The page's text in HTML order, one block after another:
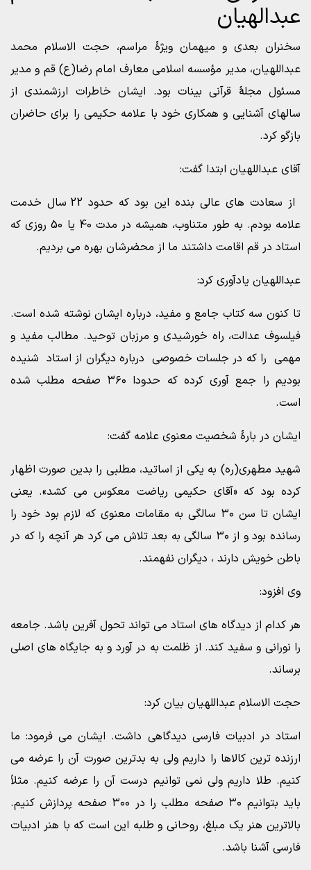
عبدالهیان
سخنران بعدی و میهمان ویژۀ مراسم، حجت الاسلام محمد
عبداللهیان، مدیر مؤسسه اسلامی معارف امام رضا(ع) قم و مدیر
مسئول مجلۀ قرآنی بینات بود. ایشان خاطرات ارزشمندی از
سالهای آشنایی و همکاری خود با علامه حکیمی را برای حاضران
بازگو کرد.
آقای عبداللهیان ابتدا گفت:
از سعادت های عالی بنده این بود که حدود 22 سال خدمت
علامه بودم. به طور متناوب، همیشه در مدت 40 یا 50 روزی که
استاد در قم اقامت داشتند ما از محضرشان بهره می بردیم.
عبداللهیان یادآوری کرد:
تا کنون سه کتاب جامع و مفید، درباره ایشان نوشته شده است.
فیلسوف عدالت، راه خورشیدی و مرزبان توحید. مطالب مفید و
مهمی را که در جلسات خصوصی درباره دیگران از استاد شنیده
بودیم را جمع آوری کرده که حدودا ۳۶۰ صفحه مطلب شده
است.
ایشان در بارۀ شخصیت معنوی علامه گفت:
شهید مطهری(ره) به یکی از اساتید، مطلبی را بدین صورت اظهار
کرده بود که «آقای حکیمی ریاضت معکوس می کشد». یعنی
ایشان تا سن ۳۰ سالگی به مقامات معنوی که لازم بود خود را
رسانده بود و از ۳۰ سالگی به بعد تلاش می کرد هر آنچه را که در
باطن خویش دارند ، دیگران نفهمند.
وی افزود:
هر کدام از دیدگاه های استاد می تواند تحول آفرین باشد. جامعه
را نورانی و سفید کند. از ظلمت به در آورد و به جایگاه های اصلی
برساند.
حجت الاسلام عبداللهیان بیان کرد:
استاد در ادبیات فارسی دیدگاهی داشت. ایشان می فرمود: ما
ارزنده ترین کالاها را داریم ولی به بدترین صورت آن را عرضه می
کنیم. طلا داریم ولی نمی توانیم درست آن را عرضه کنیم. مثلاً
باید بتوانیم ۳۰ صفحه مطلب را در ۳۰۰ صفحه پردازش کنیم.
بالاترین هنر یک مبلغ، روحانی و طلبه این است که با هنر ادبیات
فارسی آشنا باشد.